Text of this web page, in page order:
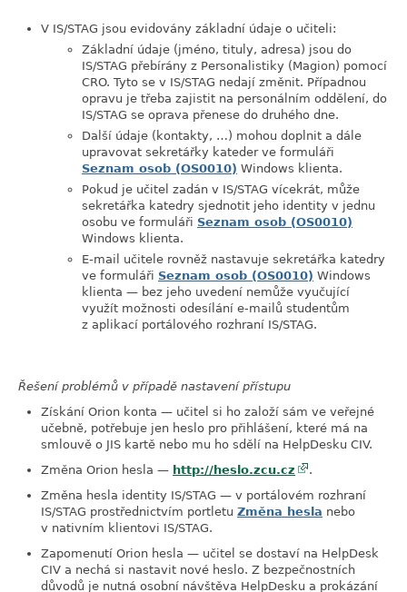
V IS/STAG jsou evidovány základní údaje o učiteli:
Základní údaje (jméno, tituly, adresa) jsou do
IS/STAG přebírány z Personalistiky (Magion) pomocí
CRO. Tyto se v IS/STAG nedají změnit. Případnou
opravu je třeba zajistit na personálním oddělení, do
IS/STAG se oprava přenese do druhého dne.
Další údaje (kontakty, …) mohou doplnit a dále
upravovat sekretářky kateder ve formuláři
Seznam osob (OS0010) Windows klienta.
Pokud je učitel zadán v IS/STAG vícekrát, může
sekretářka katedry sjednotit jeho identity v jednu
osobu ve formuláři Seznam osob (OS0010)
Windows klienta.
E-mail učitele rovněž nastavuje sekretářka katedry
ve formuláři Seznam osob (OS0010) Windows
klienta — bez jeho uvedení nemůže vyučující
využít možnosti odesílání e-mailů studentům
z aplikací portálového rozhraní IS/STAG.
Řešení problémů v případě nastavení přístupu
Získání Orion konta — učitel si ho založí sám ve veřejné
učebně, potřebuje jen heslo pro přihlášení, které má na
smlouvě o JIS kartě nebo mu ho sdělí na HelpDesku CIV.
Změna Orion hesla — http://heslo.zcu.cz
.
Změna hesla identity IS/STAG — v portálovém rozhraní
IS/STAG prostřednictvím portletu Změna hesla nebo
v nativním klientovi IS/STAG.
Zapomenutí Orion hesla — učitel se dostaví na HelpDesk
CIV a nechá si nastavit nové heslo. Z bezpečnostních
důvodů je nutná osobní návštěva HelpDesku a prokázání